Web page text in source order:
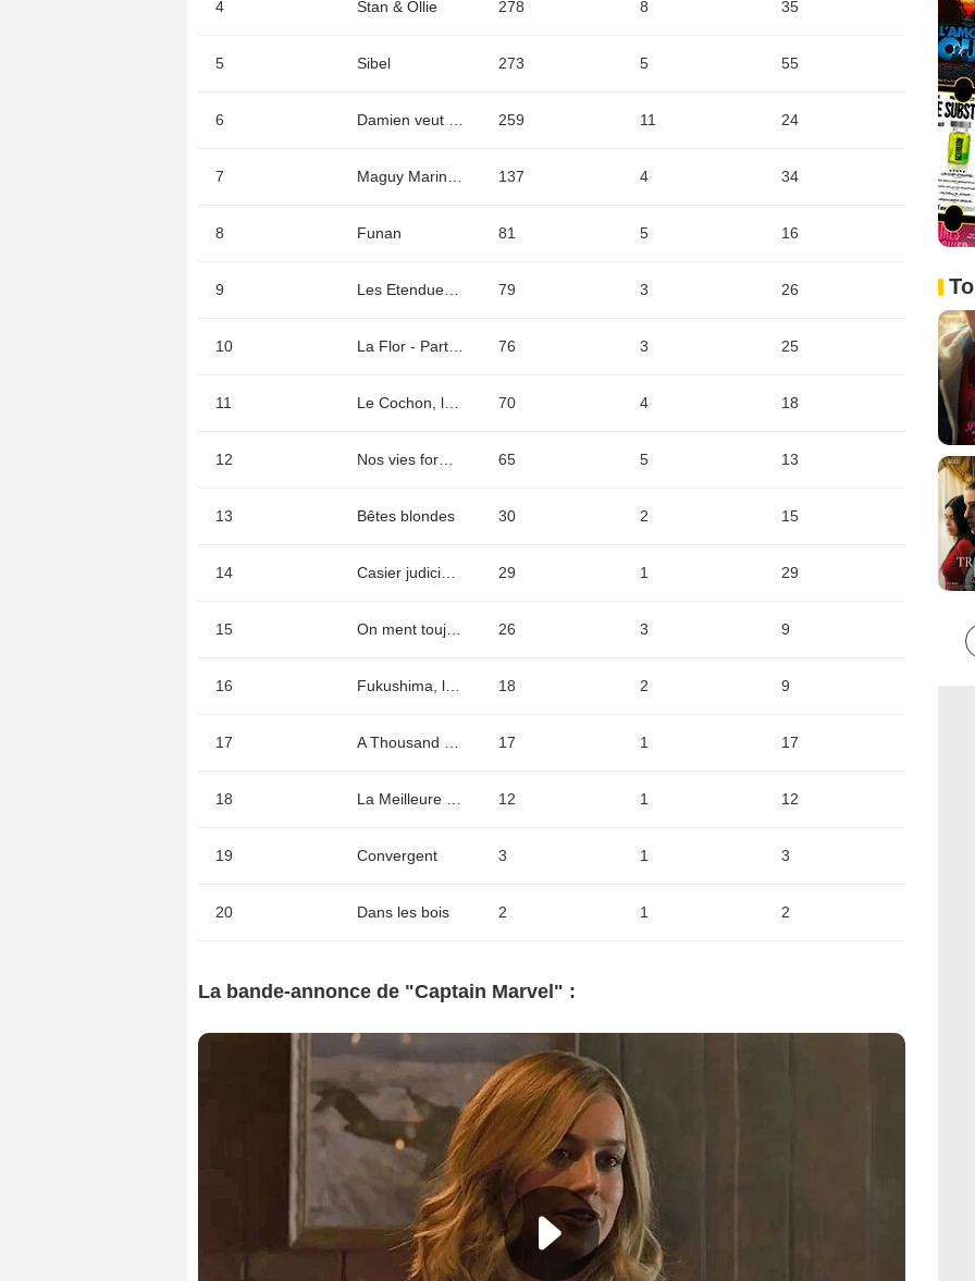
4 Stan & Ollie 278 8 35
5 Sibel 273 5 55
6 Damien veut changer le monde 259 11 24
7 Maguy Marin : l'urgence d'agir 137 4 34
8 Funan 81 5 16
9 Les Etendues imaginaires 79 3 26
10 La Flor - Partie 1 76 3 25
11 Le Cochon, le renard et le moulin 70 4 18
12 Nos vies formidables 65 5 13
13 Bêtes blondes 30 2 15
14 Casier judiciaire 29 1 29
15 On ment toujours à ceux qu'on aime 26 3 9
16 Fukushima, le couvercle du soleil 18 2 9
17 A Thousand Girls Like Me 17 1 17
18 La Meilleure façon de marcher 12 1 12
19 Convergent 3 1 3
20 Dans les bois 2 1 2
La bande-annonce de "Captain Marvel" :